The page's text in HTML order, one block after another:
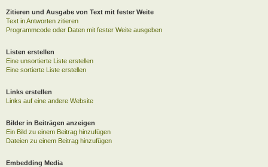
Zitieren und Ausgabe von Text mit fester Weite
Text in Antworten zitieren
Programmcode oder Daten mit fester Weite ausgeben
Listen erstellen
Eine unsortierte Liste erstellen
Eine sortierte Liste erstellen
Links erstellen
Links auf eine andere Website
Bilder in Beiträgen anzeigen
Ein Bild zu einem Beitrag hinzufügen
Dateien zu einem Beitrag hinzufügen
Embedding Media